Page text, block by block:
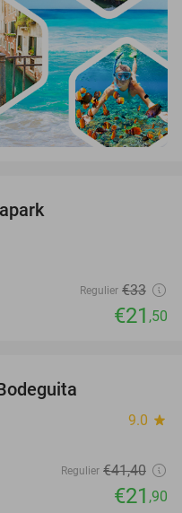
Regulier €33
€21 ,50
9.0 star
Regulier €41,40
€21 ,90